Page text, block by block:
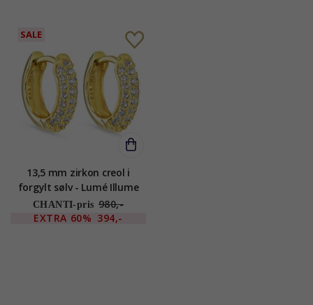
SALE
13,5 mm zirkon creol i
forgylt sølv - Lumé Illume
CHANTI-pris 980,-
EXTRA 60% 394,-